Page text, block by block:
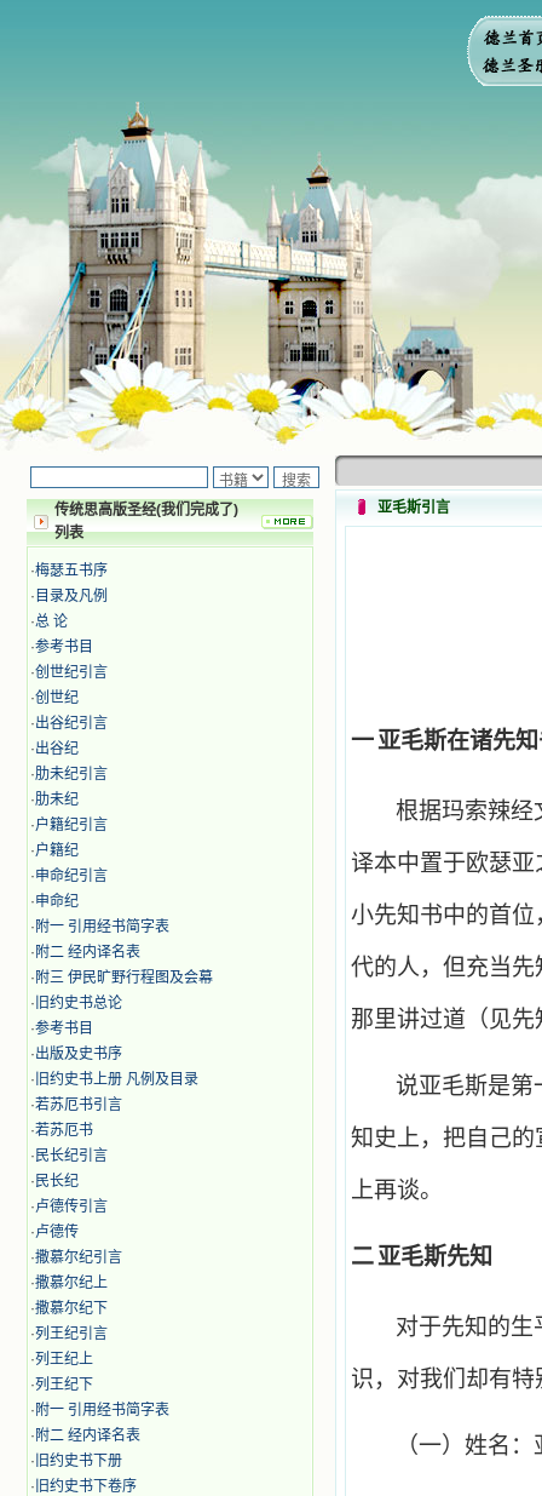
传统思高版圣经(我们完成了)
列表
·梅瑟五书序
· 目录及凡例
·总 论
·参考书目
·创世纪引言
·创世纪
·出谷纪引言
·出谷纪
·肋未纪引言
·肋未纪
·户籍纪引言
·户籍纪
·申命纪引言
·申命纪
· 附一 引用经书简字表
· 附二 经内译名表
· 附三 伊民旷野行程图及会幕
· 旧约史书总论
·参考书目
·出版及史书序
· 旧约史书上册 凡例及目录
·若苏厄书引言
·若苏厄书
· 民长纪引言
· 民长纪
·卢德传引言
·卢德传
·撒慕尔纪引言
·撒慕尔纪上
·撒慕尔纪下
·列王纪引言
·列王纪上
·列王纪下
· 附一 引用经书简字表
· 附二 经内译名表
· 旧约史书下册
· 旧约史书下卷序
亚毛斯引言
一亚毛斯在诸先
根据玛索辣经
译本中置于欧瑟
小先知书中的首
代的人，但充当
那里讲过道（见
说亚毛斯是第
知史上，把自己
上再谈。
二亚毛斯先知
对于先知的生
识，对我们却有
（一）姓名